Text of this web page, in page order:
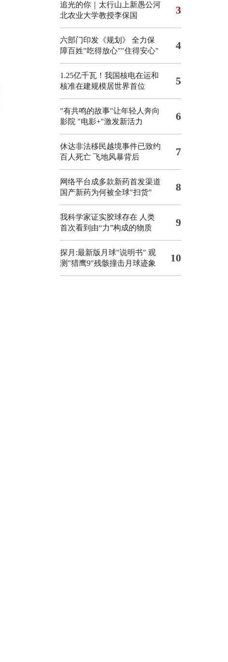
追光的你｜太行山上新愚公河
北农业大学教授李保国
3
六部门印发《规划》 全力保
障百姓"吃得放心""住得安心"
4
1.25亿千瓦！我国核电在运和
核准在建规模居世界首位
5
"有共鸣的故事"让年轻人奔向
影院 "电影+"激发新活力 6
休达非法移民越境事件已致约
百人死亡 飞地风暴背后 7
网络平台成多款新药首发渠道
国产新药为何被全球"扫货"
8
我科学家证实胶球存在 人类
首次看到由“力”构成的物质
9
探月:最新版月球"说明书" 观
测"猎鹰9"残骸撞击月球迹象
10